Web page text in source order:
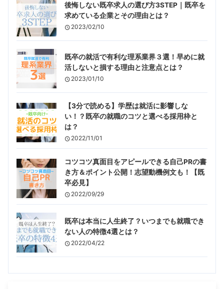
後悔しない既卒求人の選び方3STEP｜既卒を
求めている企業とその理由とは？
2023/02/10
既卒の就活で有利な理系業界３選！早めに就
活しないと損する理由と注意点とは？
2023/01/10
【3分で読める】学歴は就活に影響しな
い！？既卒の就職のコツと選べる採用枠と
は？
2022/11/01
コツコツ真面目をアピールできる自己PRの書
き方＆ポイント公開！志望動機例文も！【既
卒必見】
2022/09/29
既卒は本当に人生終了？いつまでも就職でき
ない人の特徴4選とは？
2022/04/22